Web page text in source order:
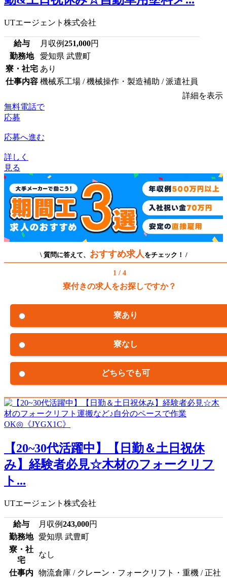
UTエージェント株式会社
給与 月収例251,000円
勤務地
愛知県 武豊町
寮・社宅 あり
仕事内容 機械系工場 / 機械操作・製造補助 / 派遣社員
詳細を表示
無料電話で
応募
応募へ進む
詳しく
見る
\ 質問に答えて、 おすすめ求人 をチェック！ /
1 / 4
寮付きの求人をお探しですか？
寮あり
寮なし
どちらでも可
【20~30代活躍中】【日勤＆土日祝休
み】経験者必見☆木材のフォークリフ
ト...
UTエージェント株式会社
給与 月収例243,000円
勤務地
愛知県 武豊町
寮・社
宅
なし
仕事内
物流倉庫 / クレーン・フォークリフト・重機 / 正社